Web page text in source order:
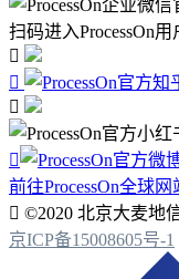
扫码进入ProcessOn用




前往ProcessOn全球
 ©2020 北京大麦地
京ICP备15008605号-1